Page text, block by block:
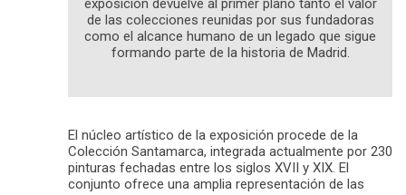
exposición devuelve al primer plano tanto el valor
de las colecciones reunidas por sus fundadoras
como el alcance humano de un legado que sigue
formando parte de la historia de Madrid.
El núcleo artístico de la exposición procede de la
Colección Santamarca, integrada actualmente por 230
pinturas fechadas entre los siglos XVII y XIX. El
conjunto ofrece una amplia representación de las